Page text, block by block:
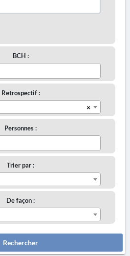
BCH :
Retrospectif :
×
Personnes :
Trier par :
De façon :
Rechercher